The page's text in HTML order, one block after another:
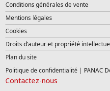
Conditions générales de vente
Mentions légales
Cookies
Droits d’auteur et propriété
Plan du site
Politique de confidentialité | PANAC
Contactez-nous